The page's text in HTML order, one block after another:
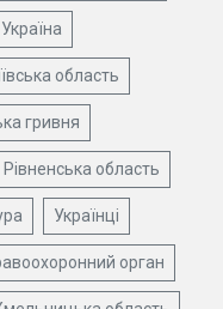
Україна
область
гривня
Рівненська область
Українці
орган